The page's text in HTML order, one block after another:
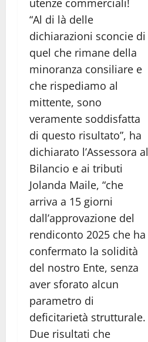
utenze commerciali!
“Al di là delle
dichiarazioni sconcie di
quel che rimane della
minoranza consiliare e
che rispediamo al
mittente, sono
veramente soddisfatta
di questo risultato”, ha
dichiarato l’Assessora al
Bilancio e ai tributi
Jolanda Maile, “che
arriva a 15 giorni
dall’approvazione del
rendiconto 2025 che ha
confermato la solidità
del nostro Ente, senza
aver sforato alcun
parametro di
deficitarietà strutturale.
Due risultati che